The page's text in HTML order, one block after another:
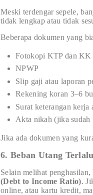
Meski terdengar sepele,
tidak lengkap atau tidak
Beberapa dokumen yang
Fotokopi KTP dan KK
NPWP
Slip gaji atau laporan
Rekening koran 3–6
Surat keterangan kerja
Akta nikah (jika sudah
Jika ada dokumen yang
6. Beban Utang
Selain melihat
(Debt to Income Ratio).
online, atau kartu kredit,